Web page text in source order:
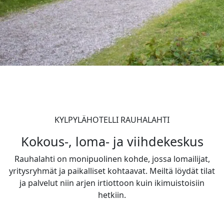
KYLPYLÄHOTELLI RAUHALAHTI
Kokous-, loma- ja viihdekeskus
Rauhalahti on monipuolinen kohde, jossa lomailijat,
yritysryhmät ja paikalliset kohtaavat. Meiltä löydät tilat
ja palvelut niin arjen irtiottoon kuin ikimuistoisiin
hetkiin.